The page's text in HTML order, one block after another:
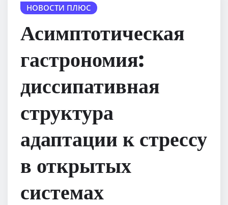
НОВОСТИ ПЛЮС
Асимптотическая
гастрономия:
диссипативная
структура
адаптации к стрессу
в открытых
системах